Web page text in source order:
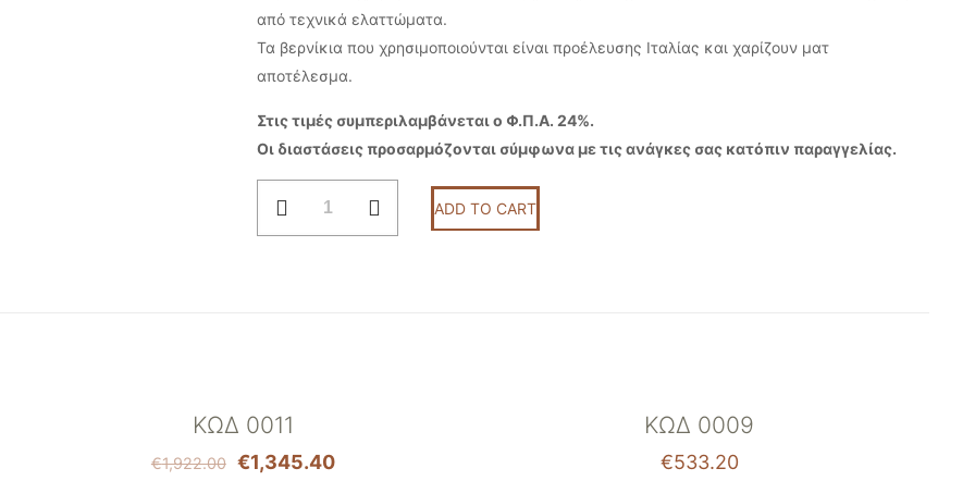
από τεχνικά ελαττώματα.
Τα βερνίκια που χρησιμοποιούνται είναι προέλευσης Ιταλίας και χαρίζουν ματ
αποτέλεσμα.
Στις τιμές συμπεριλαμβάνεται ο Φ.Π.Α. 24%.
Οι διαστάσεις προσαρμόζονται σύμφωνα με τις ανάγκες σας κατόπιν παραγγελίας.
0047
ADD TO CART
ΚΩΔ 0011
€1,922.00 €1,345.40
ΚΩΔ 0009
€533.20